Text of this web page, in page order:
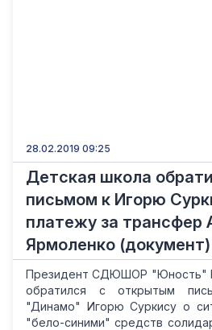
28.02.2019 09:25
Детская школа
письмом к Игорю
платежу за трансфер
Ярмоленко (документ)
Президент СДЮШОР "Юность"
обратился с открытым
"Динамо" Игорю Суркису о
"бело-синими" средств